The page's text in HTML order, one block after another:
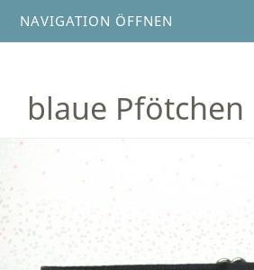
NAVIGATION ÖFFNEN
blaue Pfötchen